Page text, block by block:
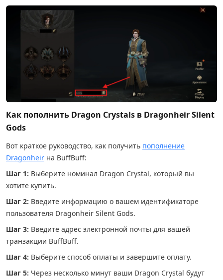
Как пополнить Dragon Crystals в Dragonheir Silent
Gods
Вот краткое руководство, как получить пополнение
Dragonheir на BuffBuff:
Шаг 1: Выберите номинал Dragon Crystal, который вы
хотите купить.
Шаг 2: Введите информацию о вашем идентификаторе
пользователя Dragonheir Silent Gods.
Шаг 3: Введите адрес электронной почты для вашей
транзакции BuffBuff.
Шаг 4: Выберите способ оплаты и завершите оплату.
Шаг 5: Через несколько минут ваши Dragon Crystal будут